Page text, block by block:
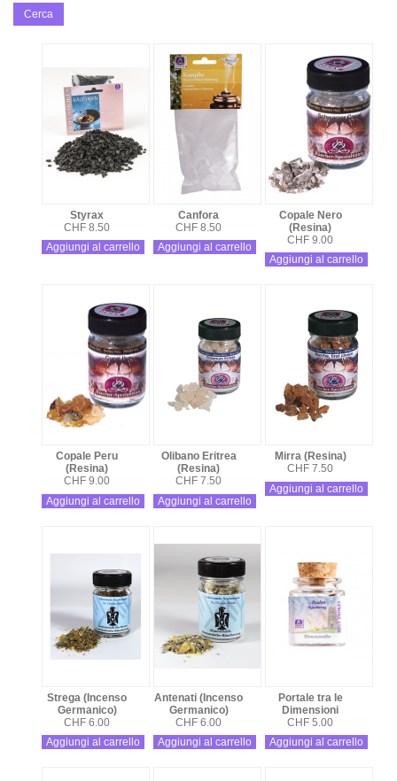
Cerca
Styrax
CHF 8.50
Aggiungi al carrello
Canfora
CHF 8.50
Aggiungi al carrello
Copale Nero
(Resina)
CHF 9.00
Aggiungi al carrello
Copale Peru
(Resina)
CHF 9.00
Aggiungi al carrello
Olibano Eritrea
(Resina)
CHF 7.50
Aggiungi al carrello
Mirra (Resina)
CHF 7.50
Aggiungi al carrello
Strega (Incenso
Germanico)
CHF 6.00
Aggiungi al carrello
Antenati (Incenso
Germanico)
CHF 6.00
Aggiungi al carrello
Portale tra le
Dimensioni
CHF 5.00
Aggiungi al carrello